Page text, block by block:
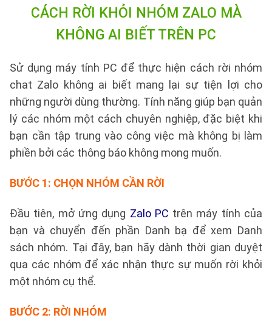
CÁCH RỜI KHỎI NHÓM ZALO MÀ
KHÔNG AI BIẾT TRÊN PC
Sử dụng máy tính PC để thực hiện cách rời nhóm
chat Zalo không ai biết mang lại sự tiện lợi cho
những người dùng thường. Tính năng giúp bạn quản
lý các nhóm một cách chuyên nghiệp, đặc biệt khi
bạn cần tập trung vào công việc mà không bị làm
phiền bởi các thông báo không mong muốn.
BƯỚC 1: CHỌN NHÓM CẦN RỜI
Đầu tiên, mở ứng dụng Zalo PC trên máy tính của
bạn và chuyển đến phần Danh bạ để xem Danh
sách nhóm. Tại đây, bạn hãy dành thời gian duyệt
qua các nhóm để xác nhận thực sự muốn rời khỏi
một nhóm cụ thể.
BƯỚC 2: RỜI NHÓM